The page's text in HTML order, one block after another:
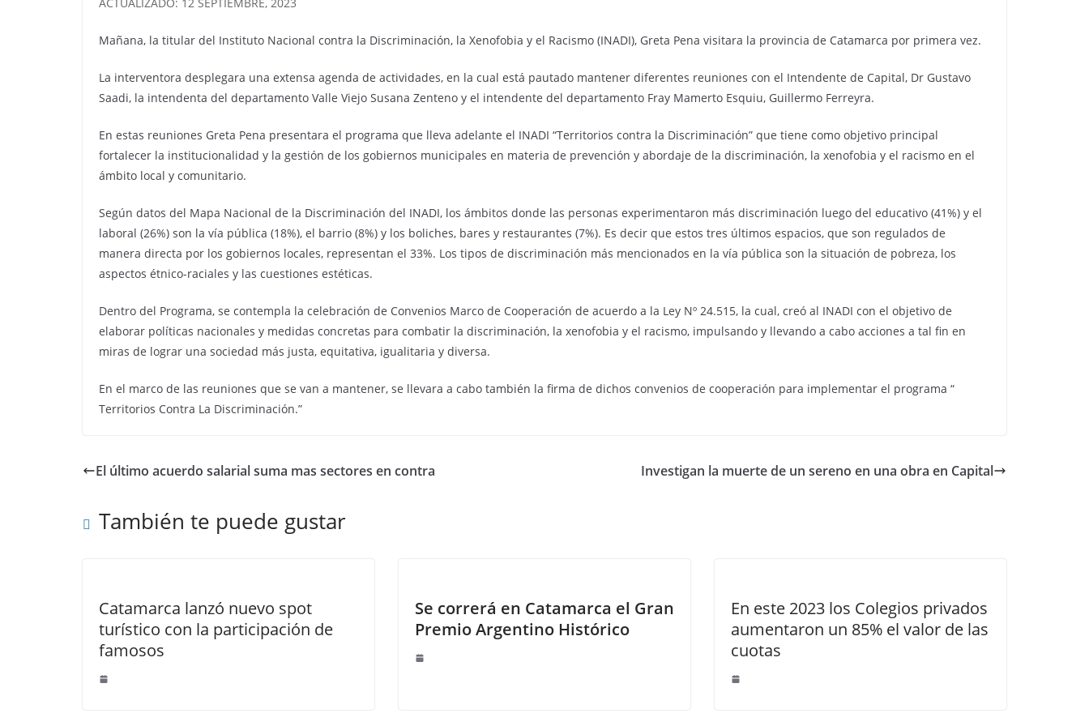
Mañana, la titular del Instituto Nacional contra la Discriminación, la Xenofobia y el Racismo (INADI), Greta Pena visitara la provincia de Catamarca por primera vez.
La interventora desplegara una extensa agenda de actividades, en la cual está pautado mantener diferentes reuniones con el Intendente de Capital, Dr Gustavo
Saadi, la intendenta del departamento Valle Viejo Susana Zenteno y el intendente del departamento Fray Mamerto Esquiu, Guillermo Ferreyra.
En estas reuniones Greta Pena presentara el programa que lleva adelante el INADI “Territorios contra la Discriminación” que tiene como objetivo principal
fortalecer la institucionalidad y la gestión de los gobiernos municipales en materia de prevención y abordaje de la discriminación, la xenofobia y el racismo en el
ámbito local y comunitario.
Según datos del Mapa Nacional de la Discriminación del INADI, los ámbitos donde las personas experimentaron más discriminación luego del educativo (41%) y el
laboral (26%) son la vía pública (18%), el barrio (8%) y los boliches, bares y restaurantes (7%). Es decir que estos tres últimos espacios, que son regulados de
manera directa por los gobiernos locales, representan el 33%. Los tipos de discriminación más mencionados en la vía pública son la situación de pobreza, los
aspectos étnico-raciales y las cuestiones estéticas.
Dentro del Programa, se contempla la celebración de Convenios Marco de Cooperación de acuerdo a la Ley Nº 24.515, la cual, creó al INADI con el objetivo de
elaborar políticas nacionales y medidas concretas para combatir la discriminación, la xenofobia y el racismo, impulsando y llevando a cabo acciones a tal fin en
miras de lograr una sociedad más justa, equitativa, igualitaria y diversa.
En el marco de las reuniones que se van a mantener, se llevara a cabo también la firma de dichos convenios de cooperación para implementar el programa “
Territorios Contra La Discriminación.”
El último acuerdo salarial suma mas sectores en contra Investigan la muerte de un sereno en una obra en Capital
También te puede gustar
Catamarca lanzó nuevo spot
turístico con la participación de
famosos
Se correrá en Catamarca el Gran
Premio Argentino Histórico
En este 2023 los Colegios privados
aumentaron un 85% el valor de las
cuotas